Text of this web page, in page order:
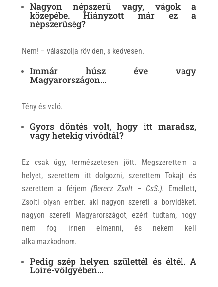
Nagyon népszerű vagy, vágok a
közepébe. Hiányzott már ez a
népszerűség?
Nem! – válaszolja röviden, s kedvesen.
Immár húsz éve vagy
Magyarországon…
Tény és való.
Gyors döntés volt, hogy itt maradsz,
vagy hetekig vívódtál?
Ez csak úgy, természetesen jött. Megszerettem a
helyet, szerettem itt dolgozni, szerettem Tokajt és
szerettem a férjem (Berecz Zsolt – CsS.). Emellett,
Zsolti olyan ember, aki nagyon szereti a borvidéket,
nagyon szereti Magyarországot, ezért tudtam, hogy
nem fog innen elmenni, és nekem kell
alkalmazkodnom.
Pedig szép helyen születtél és éltél. A
Loire-völgyében…